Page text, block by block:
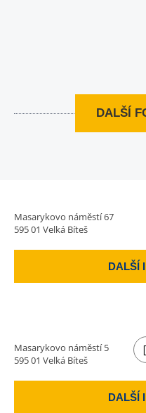
DALŠÍ
Masarykovo náměstí 67
595 01 Velká Bíteš
DALŠÍ
Masarykovo náměstí 5
595 01 Velká Bíteš
DALŠÍ